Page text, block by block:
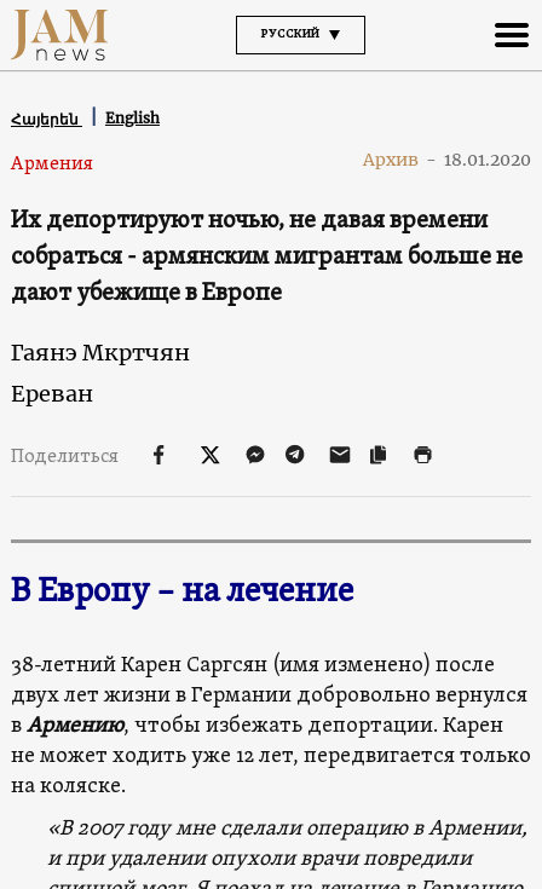
РУССКИЙ
Հայերեն English
Армения Архив - 18.01.2020
Их депортируют ночью, не давая времени
собраться - армянским мигрантам больше не
дают убежище в Европе
Гаянэ Мкртчян
Ереван
Поделиться
В Европу – на лечение
38-летний Карен Саргсян (имя изменено) после
двух лет жизни в Германии добровольно вернулся
вАрмению, чтобы избежать депортации. Карен
не может ходить уже 12 лет, передвигается только
на коляске.
«В 2007 году мне сделали операцию в Армении,
и при удалении опухоли врачи повредили